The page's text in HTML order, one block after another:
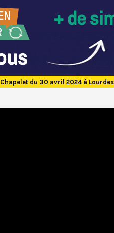
Chapelet du 30 avril 2024 à Lourdes